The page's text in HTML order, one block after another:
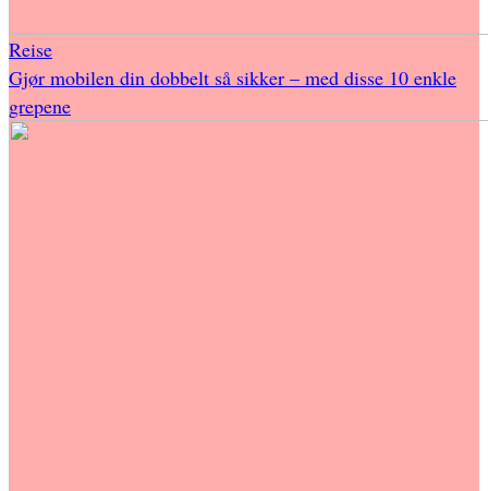
Reise
Gjør mobilen din dobbelt så sikker – med disse 10 enkle
grepene